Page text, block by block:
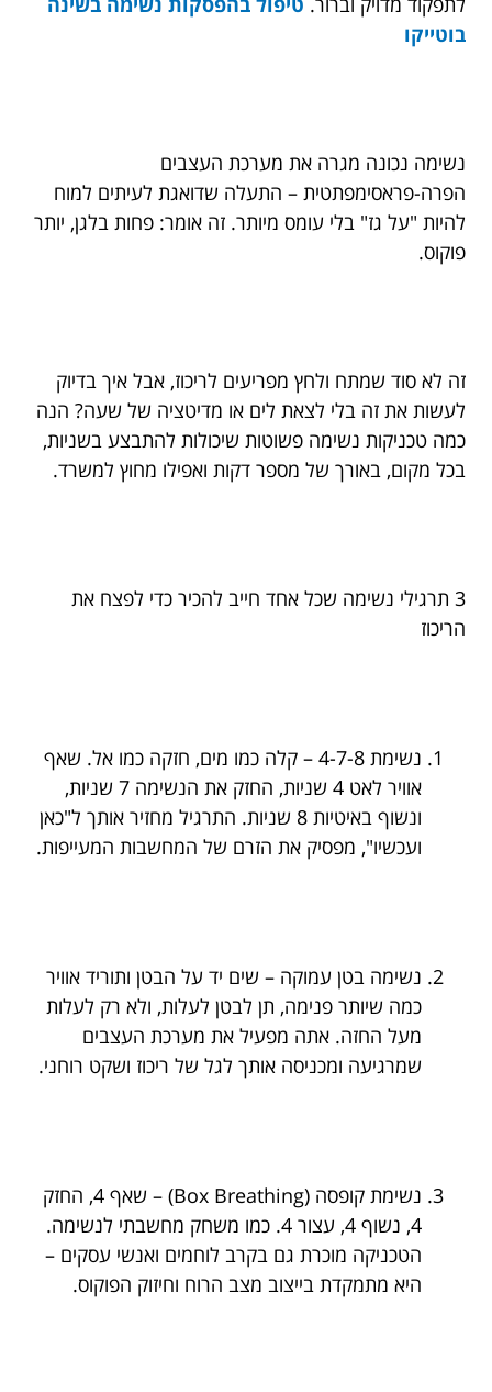
בוטייקו
נשימה נכונה מגרה את מערכת העצבים
הפרה-פראסימפתטית – התעלה שדואגת לעיתים למוח
להיות "על גז" בלי עומס מיותר. זה אומר: פחות בלגן, יותר
פוקוס.
זה לא סוד שמתח ולחץ מפריעים לריכוז, אבל איך בדיוק
לעשות את זה בלי לצאת לים או מדיטציה של שעה? הנה
כמה טכניקות נשימה פשוטות שיכולות להתבצע בשניות,
בכל מקום, באורך של מספר דקות ואפילו מחוץ למשרד.
3 תרגילי נשימה שכל אחד חייב להכיר כדי לפצח את
הריכוז
נשימת 4-7-8 – קלה כמו מים, חזקה כמו אל. שאף
אוויר לאט 4 שניות, החזק את הנשימה 7 שניות,
ונשוף באיטיות 8 שניות. התרגיל מחזיר אותך ל"כאן
ועכשיו", מפסיק את הזרם של המחשבות המעייפות.
נשימה בטן עמוקה – שים יד על הבטן ותוריד אוויר
כמה שיותר פנימה, תן לבטן לעלות, ולא רק לעלות
מעל החזה. אתה מפעיל את מערכת העצבים
שמרגיעה ומכניסה אותך לגל של ריכוז ושקט רוחני.
נשימת קופסה (Box Breathing) – שאף 4, החזק
4, נשוף 4, עצור 4. כמו משחק מחשבתי לנשימה.
הטכניקה מוכרת גם בקרב לוחמים ואנשי עסקים –
היא מתמקדת בייצוב מצב הרוח וחיזוק הפוקוס.